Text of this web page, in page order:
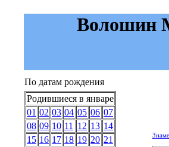
Волошин
По датам рождения
Родившиеся в январе
01 02 03 04 05 06 07
08 09 10 11 12 13 14
15 16 17 18 19 20 21